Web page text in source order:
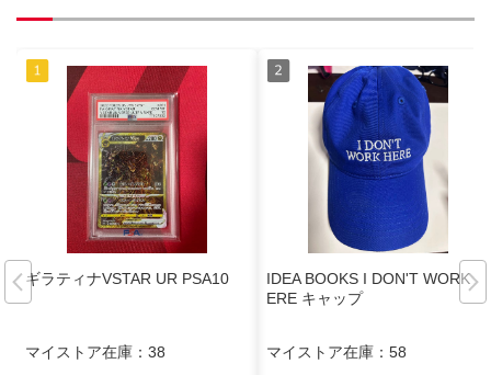
ギラティナVSTAR UR PSA10
マイストア在庫： 38
IDEA BOOKS I DON'T WORK H
ERE キャップ
マイストア在庫： 58